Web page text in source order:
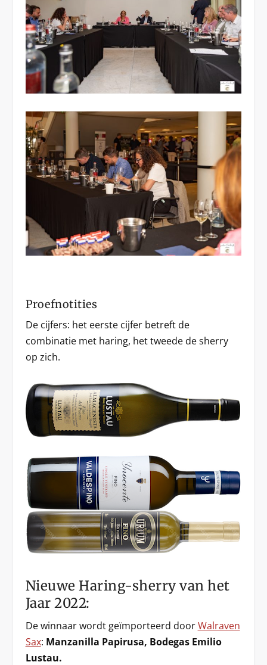
Proefnotities
De cijfers: het eerste cijfer betreft de
combinatie met haring, het tweede de sherry
op zich.
Nieuwe Haring-sherry van het
Jaar 2022:
De winnaar wordt geïmporteerd doorWalraven
Sax: Manzanilla Papirusa, Bodegas Emilio
Lustau.